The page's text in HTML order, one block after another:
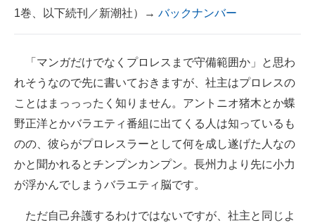
1巻、以下続刊／新潮社）→ バックナンバー
「マンガだけでなくプロレスまで守備範囲か」と思わ
れそうなので先に書いておきますが、社主はプロレスの
ことはまっっったく知りません。アントニオ猪木とか蝶
野正洋とかバラエティ番組に出てくる人は知っているも
のの、彼らがプロレスラーとして何を成し遂げた人なの
かと聞かれるとチンプンカンプン。長州力より先に小力
が浮かんでしまうバラエティ脳です。
ただ自己弁護するわけではないですが、社主と同じよ